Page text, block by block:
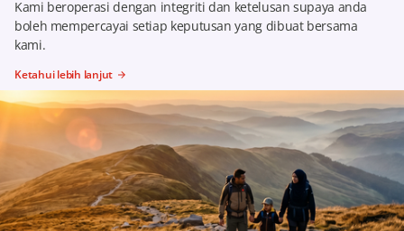
Kami beroperasi dengan integriti dan ketelusan supaya anda
boleh mempercayai setiap keputusan yang dibuat bersama
kami.
Ketahui lebih lanjut